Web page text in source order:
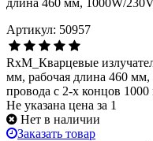
Артикул: 50957
RxM_Кварцевые
мм, рабочая длина 460
провода с 2-х концов
Не указана цена за 1
Нет в наличии
Заказать товар